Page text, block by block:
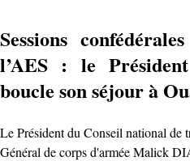
Sessions
l’AES : le
boucle son séjour à
Le Président du Conseil national
Général de corps d'armée Malick